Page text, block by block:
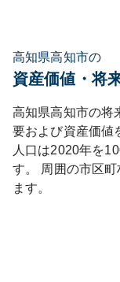
高知県高知市の
資産価値・将
高知県高知市の将
要および資産価値
人口は2020年を
す。
周囲の市区町
ます。